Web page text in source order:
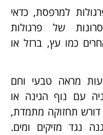
למרפסת, כדאי
של פרגולות
כמו עץ, ברזל או
מראה טבעי וחם
עם נוף הגינה או
תחזוקה מתמדת,
נגד מזיקים ומים.